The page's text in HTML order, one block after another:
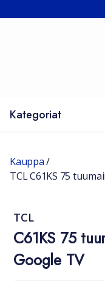
Kategoriat
Kauppa/
TCL C61KS 75
TCL
C61KS 75
Google TV